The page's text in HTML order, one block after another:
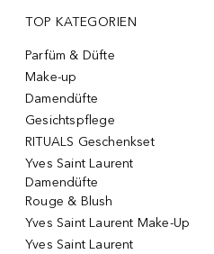
TOP KATEGORIEN
Parfüm & Düfte
Make-up
Damendüfte
Gesichtspflege
RITUALS Geschenkset
Yves Saint Laurent
Damendüfte
Rouge & Blush
Yves Saint Laurent Make-Up
Yves Saint Laurent